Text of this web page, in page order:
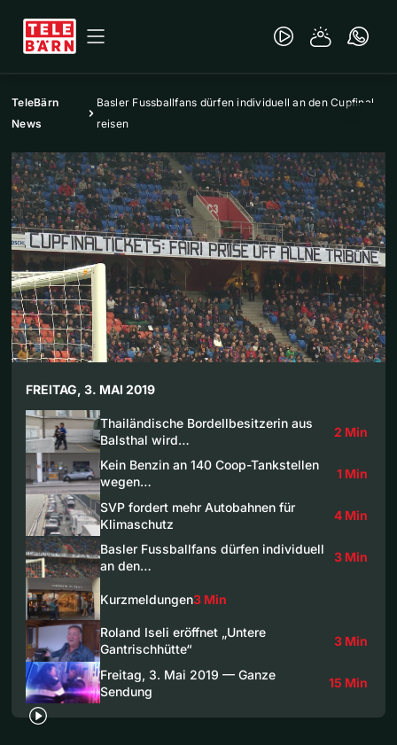
TeleBärn
News
Basler Fussballfans dürfen individuell an den Cupfinal
reisen
FREITAG, 3. MAI 2019
Thailändische Bordellbesitzerin aus
Balsthal wird…
2 Min
Kein Benzin an 140 Coop-Tankstellen
wegen…
1 Min
SVP fordert mehr Autobahnen für
Klimaschutz
4 Min
Basler Fussballfans dürfen individuell
an den…
3 Min
Kurzmeldungen3 Min
Roland Iseli eröffnet „Untere
Gantrischhütte“
3 Min
Freitag, 3. Mai 2019 — Ganze
Sendung
15 Min